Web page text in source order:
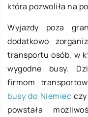
która pozwoliła na
Wyjazdy poza
dodatkowo
transportu osób, w
wygodne busy.
firmom
busy do Niemiec
powstała